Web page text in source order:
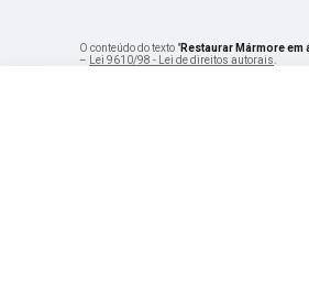
O conteúdo do texto "Restaurar Mármore em
– Lei 9610/98 - Lei de direitos autorais.